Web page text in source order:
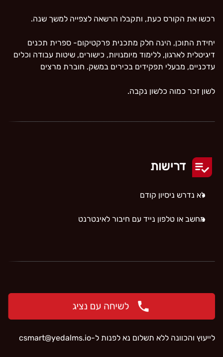
רכשו את הקורס כעת, ותקבלו הרשאה לצפייה למשך שנה.
יחידת התוכן, הינה חלק מתכנית פרקטיקום- ספרית תכנים
דיגיטלית לארגון, ללימוד מיומנויות, כישורים, שיטות עבודה וכלים
עדכניים, מבעלי תפקידים בכירים במשק. חוברת מרצים
לשון זכר כמוה כלשון נקבה.
דרישות
לא נדרש ניסיון קודם
מחשב או טלפון נייד עם חיבור לאינטרנט
לייעוץ והכוונה ללא תשלום נא לפנות ל-‫csmart@yedalms.io‬